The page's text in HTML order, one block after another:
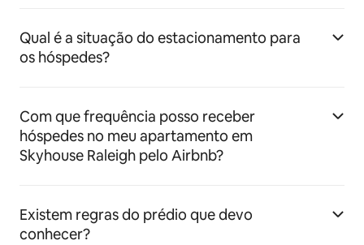
Qual é a situação do estacionamento para
os hóspedes?
Com que frequência posso receber
hóspedes no meu apartamento em
Skyhouse Raleigh pelo Airbnb?
Existem regras do prédio que devo
conhecer?